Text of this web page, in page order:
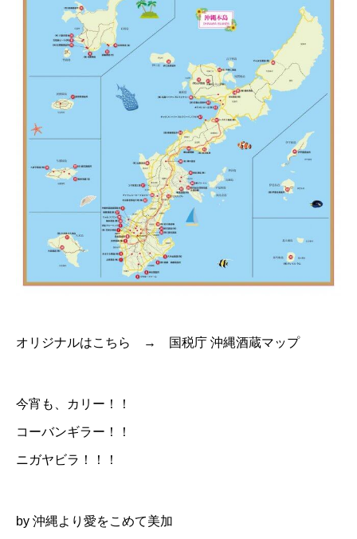
オリジナルはこちら → 国税庁 沖縄酒蔵マップ
今宵も、カリー！！
コーバンギラー！！
ニガヤビラ！！！
by 沖縄より愛をこめて美加